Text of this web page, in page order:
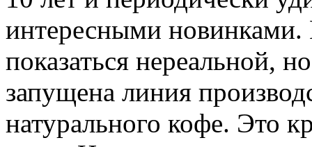
интересными новинками.
показаться нереальной,
запущена линия
натурального кофе. Это